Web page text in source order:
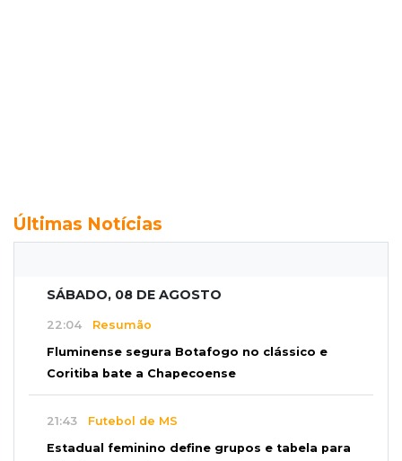
Últimas Notícias
SÁBADO, 08 DE AGOSTO
22:04 Resumão
Fluminense segura Botafogo no clássico e
Coritiba bate a Chapecoense
21:43 Futebol de MS
Estadual feminino define grupos e tabela para